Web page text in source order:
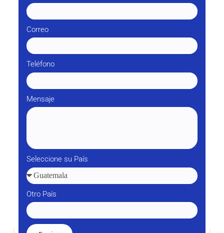
Correo
Teléfono
Mensaje
Seleccione su País
Otro País